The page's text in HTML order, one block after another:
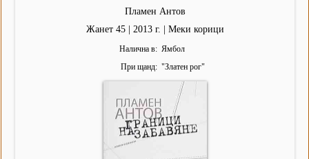
Пламен Антов
Жанет 45 | 2013 г. | Меки корици
Налична в
Ямбол
При щанд
"Златен рог"